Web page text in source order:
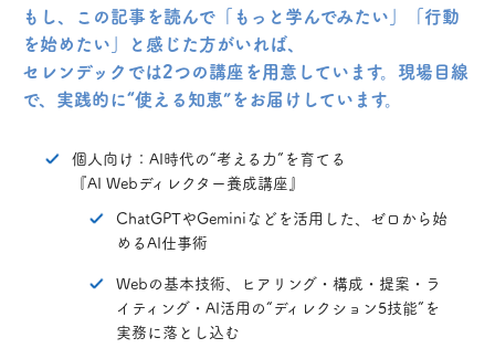
もし、この記事を読んで「もっと学んでみたい」「行動
を始めたい」と感じた方がいれば、
セレンデックでは2つの講座を用意しています。現場目線
で、実践的に“使える知恵”をお届けしています。
個人向け：AI時代の“考える力”を育てる
『AI Webディレクター養成講座』
ChatGPTやGeminiなどを活用した、ゼロから始
めるAI仕事術
Webの基本技術、ヒアリング・構成・提案・ラ
イティング・AI活用の“ディレクション5技能”を
実務に落とし込む